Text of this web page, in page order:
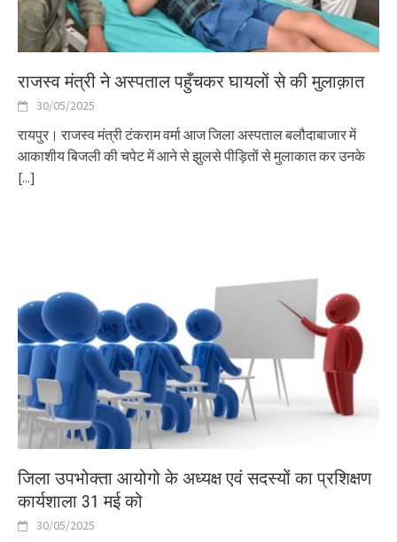
राजस्व मंत्री ने अस्पताल पहुँचकर घायलों से की मुलाक़ात
30/05/2025
रायपुर। राजस्व मंत्री टंकराम वर्मा आज जिला अस्पताल बलौदाबाजार में
आकाशीय बिजली की चपेट में आने से झुलसे पीड़ितों से मुलाकात कर उनके
[...]
जिला उपभोक्ता आयोगो के अध्यक्ष एवं सदस्यों का प्रशिक्षण
कार्यशाला 31 मई को
30/05/2025